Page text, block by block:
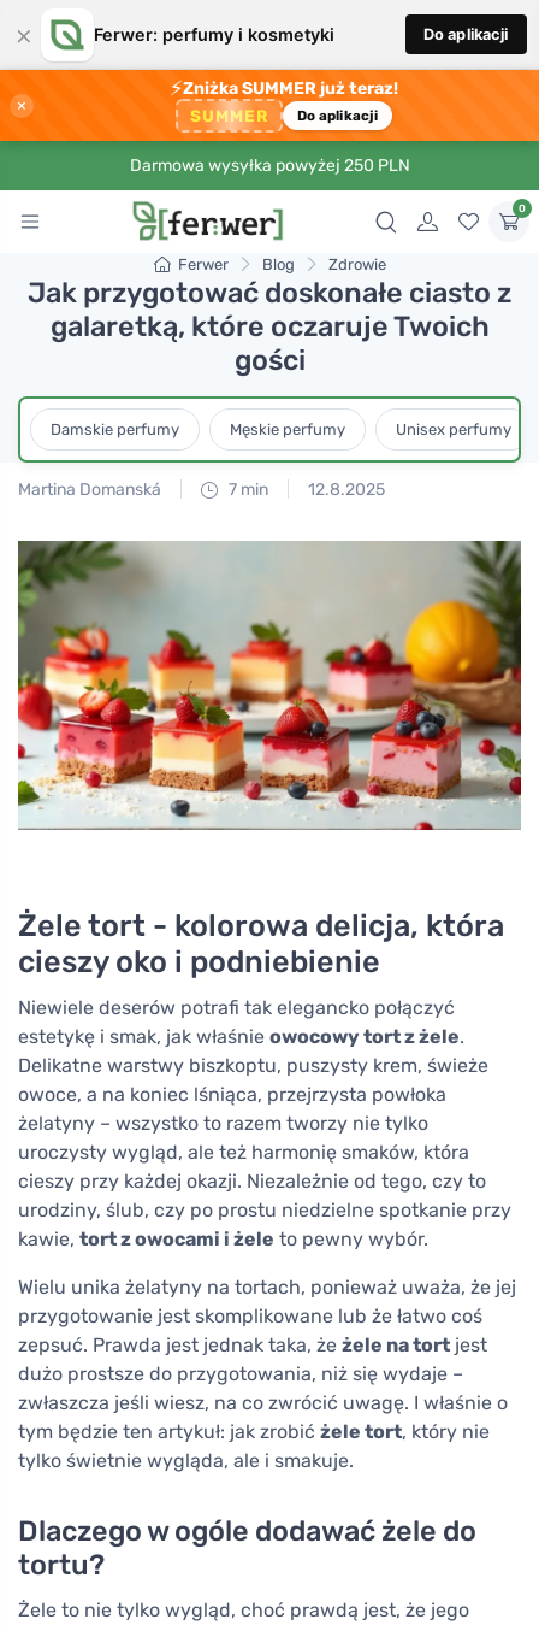
× Ferwer: perfumy i kosmetyki Do aplikacji
×
⚡Zniżka SUMMER już teraz!
SUMMER Do aplikacji
Darmowa wysyłka powyżej 250 PLN
0
Ferwer Blog Zdrowie
Jak przygotować doskonałe ciasto z
galaretką, które oczaruje Twoich
gości
Damskie perfumy Męskie perfumy Unisex perfumy
Martina Domanská 7 min 12.8.2025
Żele tort - kolorowa delicja, która
cieszy oko i podniebienie
Niewiele deserów potrafi tak elegancko połączyć
estetykę i smak, jak właśnie owocowy tort z żele.
Delikatne warstwy biszkoptu, puszysty krem, świeże
owoce, a na koniec lśniąca, przejrzysta powłoka
żelatyny – wszystko to razem tworzy nie tylko
uroczysty wygląd, ale też harmonię smaków, która
cieszy przy każdej okazji. Niezależnie od tego, czy to
urodziny, ślub, czy po prostu niedzielne spotkanie przy
kawie, tort z owocami i żele to pewny wybór.
Wielu unika żelatyny na tortach, ponieważ uważa, że jej
przygotowanie jest skomplikowane lub że łatwo coś
zepsuć. Prawda jest jednak taka, że żele na tort jest
dużo prostsze do przygotowania, niż się wydaje –
zwłaszcza jeśli wiesz, na co zwrócić uwagę. I właśnie o
tym będzie ten artykuł: jak zrobić żele tort, który nie
tylko świetnie wygląda, ale i smakuje.
Dlaczego w ogóle dodawać żele do
tortu?
Żele to nie tylko wygląd, choć prawdą jest, że jego